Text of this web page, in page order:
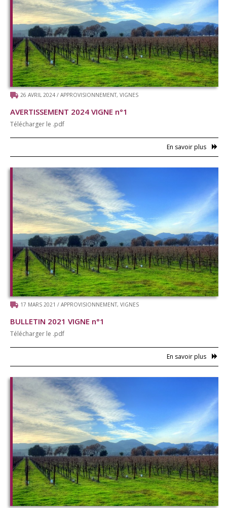
26 AVRIL 2024 / APPROVISIONNEMENT, VIGNES
AVERTISSEMENT 2024 VIGNE n°1
Télécharger le .pdf
En savoir plus
17 MARS 2021 / APPROVISIONNEMENT, VIGNES
BULLETIN 2021 VIGNE n°1
Télécharger le .pdf
En savoir plus